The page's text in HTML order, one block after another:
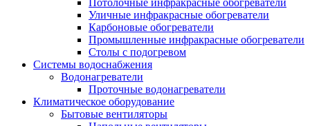
Потолочные инфракрасные обогреватели
Уличные инфракрасные обогреватели
Карбоновые обогреватели
Промышленные инфракрасные обогреватели
Столы с подогревом
Системы водоснабжения
Водонагреватели
Проточные водонагреватели
Климатическое оборудование
Бытовые вентиляторы